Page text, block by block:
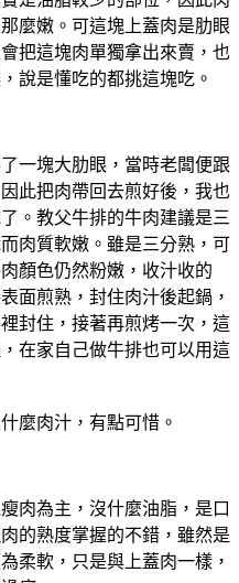
麼嫩。可這塊上蓋肉是肋眼
把這塊肉單獨拿出來賣，也
說是懂吃的都挑這塊吃。
一塊大肋眼，當時老闆便跟
此把肉帶回去煎好後，我也
。教父牛排的牛肉建議是三
肉質軟嫩。雖是三分熟，可
顏色仍然粉嫩，收汁收的
面煎熟，封住肉汁後起鍋，
封住，接著再煎烤一次，這
在家自己做牛排也可以用這
麼肉汁，有點可惜。
肉為主，沒什麼油脂，是口
的熟度掌握的不錯，雖然是
柔軟，只是與上蓋肉一樣，